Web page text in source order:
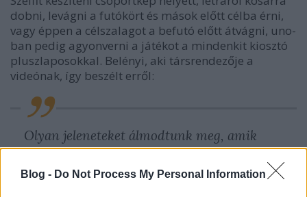
Blog - Do Not Process My Personal Information
dobni, levágni a futókört és mások előtt célba érni,
vagy éppen a célszalagot a befutó előtt átvágni, uno-
ban pedig agyonverni a játékot a mindenkit kiosztó
pluszlaposokkal. Belényi, aki társrendezője a
videónak, így beszélt erről:
Olyan jeleneteket álmodtunk meg, amik
ellentmondanak a társadalmi elvárásoknak.
Az elején és a végén azért kitérünk arra,